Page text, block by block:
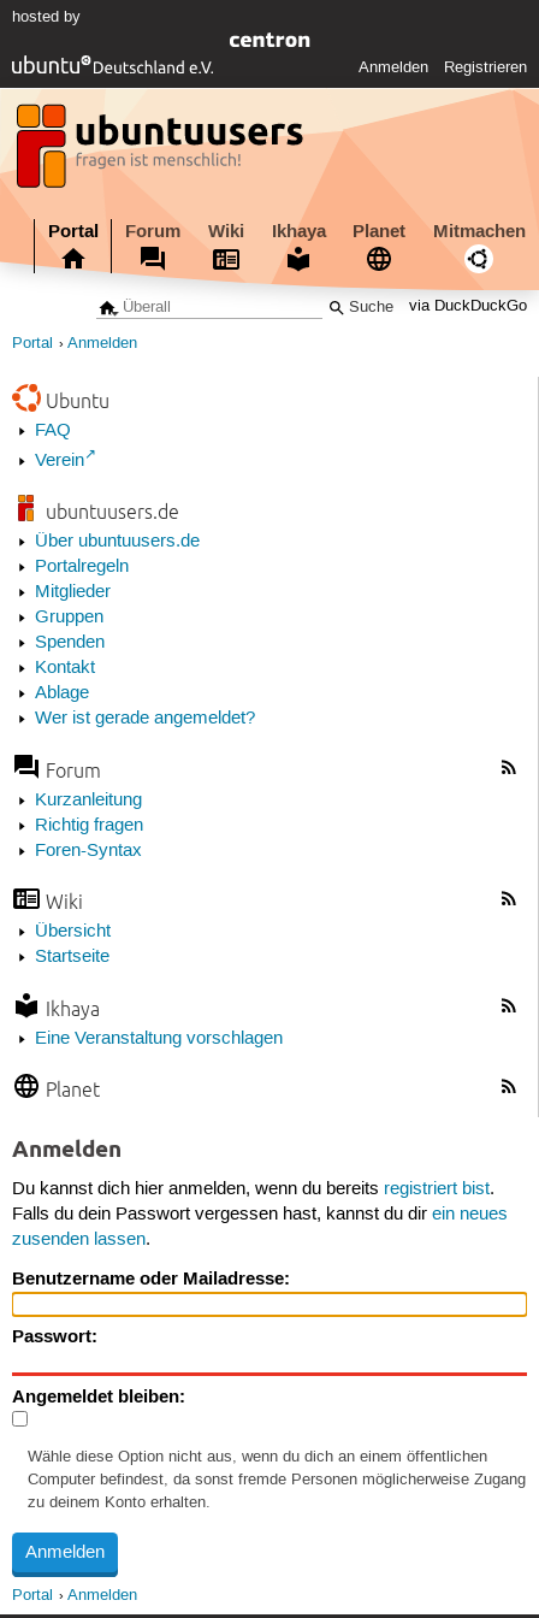
hosted by
Anmelden Registrieren
Portal Forum Wiki Ikhaya Planet Mitmachen
via DuckDuckGo
Portal Anmelden
Ubuntu
FAQ
Verein
ubuntuusers.de
Über ubuntuusers.de
Portalregeln
Mitglieder
Gruppen
Spenden
Kontakt
Ablage
Wer ist gerade angemeldet?
Forum
Kurzanleitung
Richtig fragen
Foren-Syntax
Wiki
Übersicht
Startseite
Ikhaya
Eine Veranstaltung vorschlagen
Planet
Anmelden
Du kannst dich hier anmelden, wenn du bereits registriert bist.
Falls du dein Passwort vergessen hast, kannst du dir ein neues
zusenden lassen.
Benutzername oder Mailadresse:
Passwort:
Angemeldet bleiben:
Wähle diese Option nicht aus, wenn du dich an einem öffentlichen
Computer befindest, da sonst fremde Personen möglicherweise Zugang
zu deinem Konto erhalten.
Portal Anmelden